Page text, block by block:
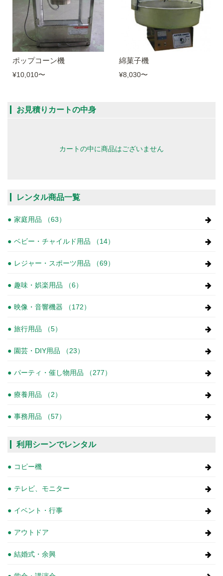
ポップコーン機
¥10,010〜
綿菓子機
¥8,030〜
お見積りカートの中身
カートの中に商品はございません
レンタル商品一覧
家庭用品 （63）
ベビー・チャイルド用品 （14）
レジャー・スポーツ用品 （69）
趣味・娯楽用品 （6）
映像・音響機器 （172）
旅行用品 （5）
園芸・DIY用品 （23）
パーティ・催し物用品 （277）
療養用品 （2）
事務用品 （57）
利用シーンでレンタル
コピー機
テレビ、モニター
イベント・行事
アウトドア
結婚式・余興